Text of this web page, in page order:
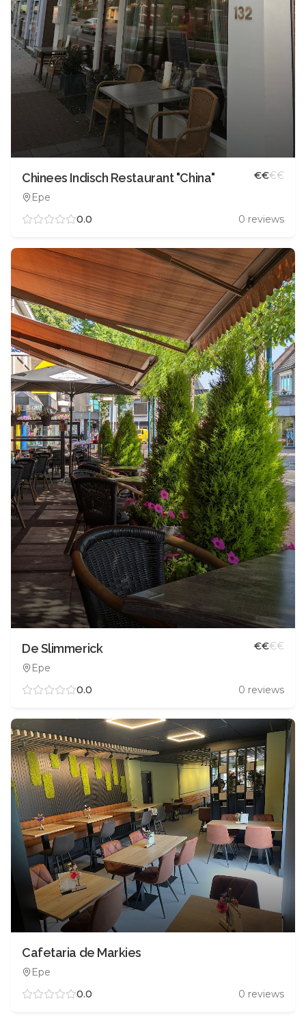
Chinees Indisch Restaurant "China"
Epe
€€€€
0.0 0 reviews
De Slimmerick
Epe
€€€€
0.0 0 reviews
Cafetaria de Markies
Epe
0.0
0 reviews